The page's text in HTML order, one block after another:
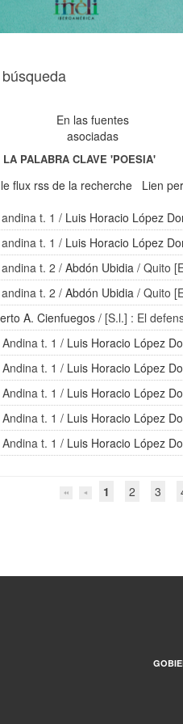
En las fuentes
asociadas
LA PALABRA CLAVE'POESIA'
flux rss de la recherche Lien
t. 1 / Luis Horacio López
t. 1 / Luis Horacio López
t. 2 /Abdón Ubidia / Quito
t. 2 /Abdón Ubidia / Quito
A. Cienfuegos / [S.l.] : El
t. 1 / Luis Horacio López
t. 1 / Luis Horacio López
t. 1 / Luis Horacio López
t. 1 / Luis Horacio López
t. 1 / Luis Horacio López
1 2 3